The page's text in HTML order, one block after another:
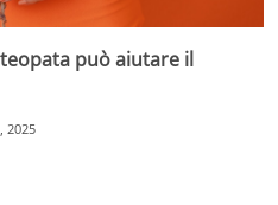
può aiutare il
2025